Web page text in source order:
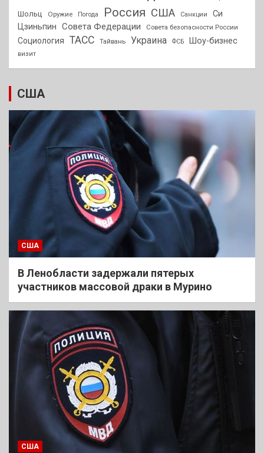
Шольц
Оружие Погода Россия США Санкции
Си
Цзиньпин Совета Федерации Совета безопасности России
Социология ТАСС Тайвань Украина ФСБ Шоу-бизнес
визит
США
США
В Ленобласти задержали пятерых
участников массовой драки в Мурино
США